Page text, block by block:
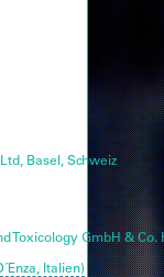
Basel, Schweiz
Toxicology GmbH & Co.
Italien)